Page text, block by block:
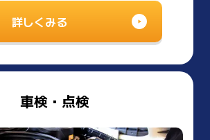
詳しくみる
車検・点検